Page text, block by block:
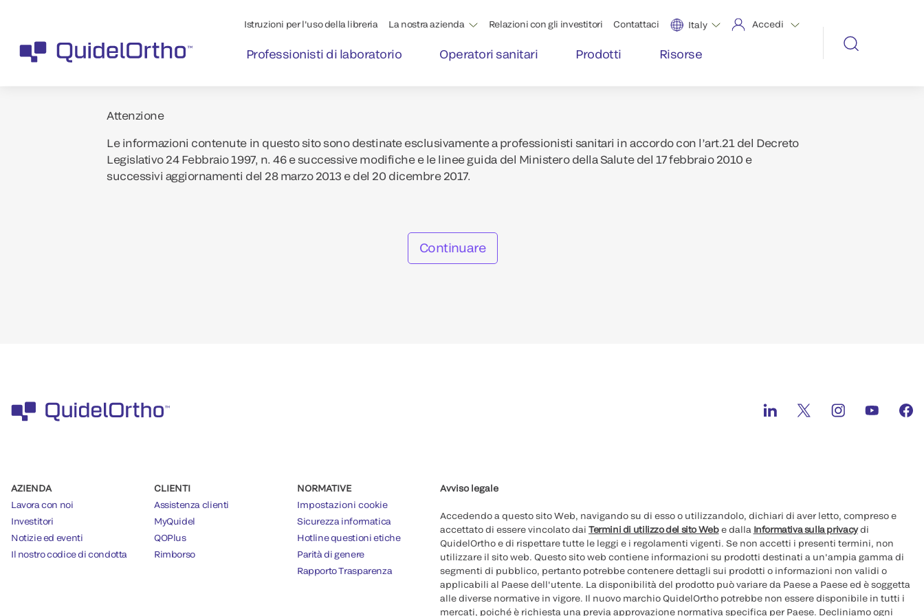
Istruzioni per l'uso della libreria La nostra azienda Relazioni con gli investitori Contattaci Italy Accedi
Professionisti di laboratorio Operatori sanitari Prodotti Risorse
Attenzione
Le informazioni contenute in questo sito sono destinate esclusivamente a professionisti sanitari in accordo con l’art.21 del Decreto
Legislativo 24 Febbraio 1997, n. 46 e successive modifiche e le linee guida del Ministero della Salute del 17 febbraio 2010 e
successivi aggiornamenti del 28 marzo 2013 e del 20 dicembre 2017.
Continuare
AZIENDA
Lavora con noi
Investitori
Notizie ed eventi
Il nostro codice di condotta
CLIENTI
Assistenza clienti
MyQuidel
QOPlus
Rimborso
NORMATIVE
Impostazioni cookie
Sicurezza informatica
Hotline questioni etiche
Parità di genere
Rapporto Trasparenza
Avviso legale
Accedendo a questo sito Web, navigando su di esso o utilizzandolo, dichiari di aver letto, compreso e
accettato di essere vincolato dai Termini di utilizzo del sito Webe dalla Informativa sulla privacydi
QuidelOrtho e di rispettare tutte le leggi e i regolamenti vigenti. Se non accetti i presenti termini, non
utilizzare il sito web. Questo sito web contiene informazioni su prodotti destinati a un'ampia gamma di
segmenti di pubblico, pertanto potrebbe contenere dettagli sui prodotti o informazioni non validi o
applicabili al Paese dell'utente. La disponibilità del prodotto può variare da Paese a Paese ed è soggetta
alle diverse normative in vigore. Il nuovo marchio QuidelOrtho potrebbe non essere disponibile in tutti i
mercati, poiché è richiesta una previa approvazione normativa specifica per Paese. Decliniamo ogni